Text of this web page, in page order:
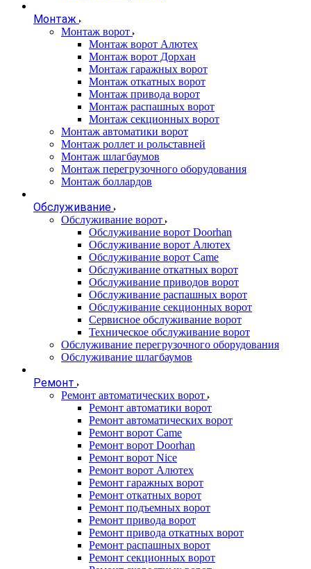
Монтаж
Монтаж ворот
Монтаж ворот Алютех
Монтаж ворот Дорхан
Монтаж гаражных ворот
Монтаж откатных ворот
Монтаж привода ворот
Монтаж распашных ворот
Монтаж секционных ворот
Монтаж автоматики ворот
Монтаж роллет и рольставней
Монтаж шлагбаумов
Монтаж перегрузочного оборудования
Монтаж боллардов
Обслуживание
Обслуживание ворот
Обслуживание ворот Doorhan
Обслуживание ворот Алютех
Обслуживание ворот Сame
Обслуживание откатных ворот
Обслуживание приводов ворот
Обслуживание распашных ворот
Обслуживание секционных ворот
Сервисное обслуживание ворот
Техническое обслуживание ворот
Обслуживание перегрузочного оборудования
Обслуживание шлагбаумов
Ремонт
Ремонт автоматических ворот
Ремонт автоматики ворот
Ремонт автоматических ворот
Ремонт ворот Came
Ремонт ворот Doorhan
Ремонт ворот Nice
Ремонт ворот Алютех
Ремонт гаражных ворот
Ремонт откатных ворот
Ремонт подъемных ворот
Ремонт привода ворот
Ремонт привода откатных ворот
Ремонт распашных ворот
Ремонт секционных ворот